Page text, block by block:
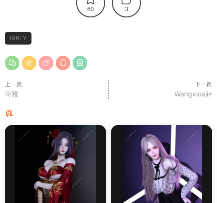
60 3
GIRLY
上一篇
诗雅
下一篇
Wangxioajie